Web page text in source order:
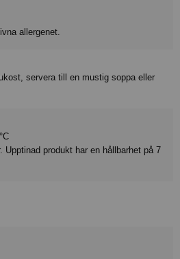
allergenet.
servera till en mustig soppa eller
Upptinad produkt har en hållbarhet på 7